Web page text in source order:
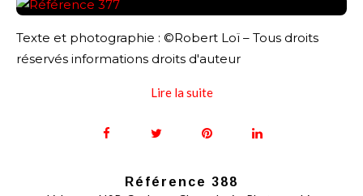
Texte et photographie : ©Robert Loï – Tous droits
réservés informations droits d'auteur
Lire la suite
Référence 388